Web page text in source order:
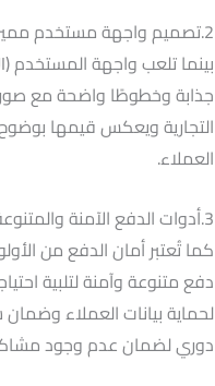
2.تصميم واجهة مستخدم مميزة:
جذابة وخطوطًا واضحة مع صور
التجارية ويعكس قيمها
العملاء.
3.أدوات الدفع الآمنة والمتنوعة:
كما تُعتبر أمان الدفع من
لحماية بيانات العملاء
دوري لضمان عدم وجود مشاكل